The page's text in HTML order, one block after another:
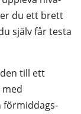
du ett brett
själv får testa
den till ett
förmiddags-